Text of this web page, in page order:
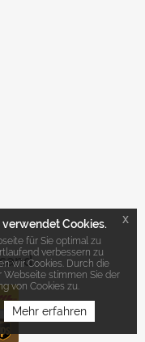
Cookies.
für Sie optimal zu
verbessern zu
wir Cookies. Durch die
stimmen Sie der
von Cookies zu.
Mehr erfahren
x